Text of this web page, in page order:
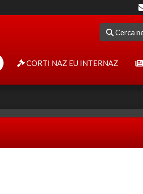
Cerca
CORTI NAZ EU INTERNAZ